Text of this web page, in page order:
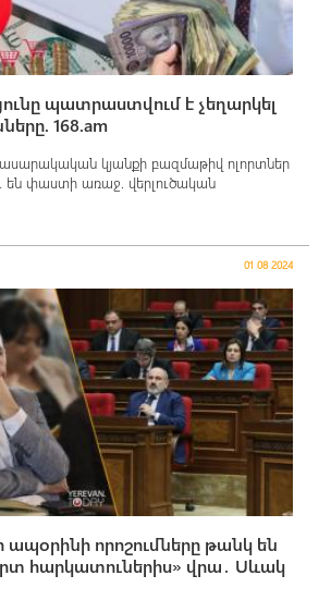
պատրաստվում է չեղարկել
168.am
կյանքի բազմաթիվ ոլորտներ
են փաստի առաջ. վերլուծական
01 08 2024
որոշումները թանկ են
հարկատուներիս» վրա․ Սևակ